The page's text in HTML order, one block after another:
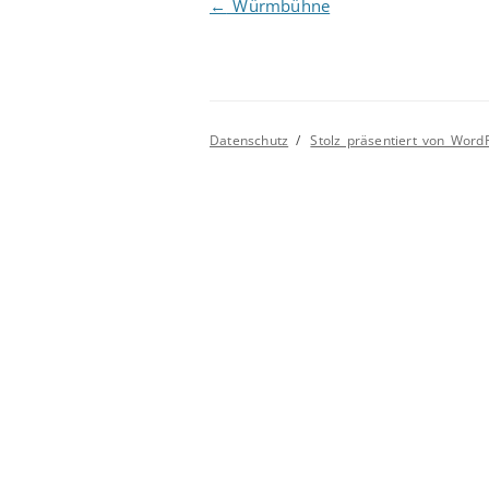
Beitragsnavigation
← Würmbühne
Datenschutz Stolz präsentiert von